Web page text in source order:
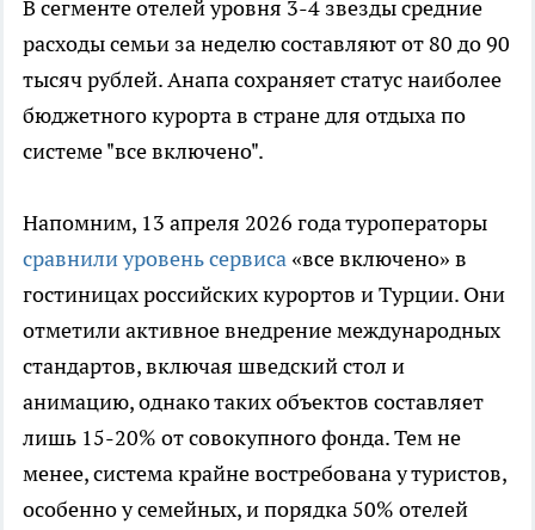
В сегменте отелей уровня 3-4 звезды средние
расходы семьи за неделю составляют от 80 до 90
тысяч рублей. Анапа сохраняет статус наиболее
бюджетного курорта в стране для отдыха по
системе "все включено".
Напомним, 13 апреля 2026 года туроператоры
сравнили уровень сервиса «все включено» в
гостиницах российских курортов и Турции. Они
отметили активное внедрение международных
стандартов, включая шведский стол и
анимацию, однако таких объектов составляет
лишь 15-20% от совокупного фонда. Тем не
менее, система крайне востребована у туристов,
особенно у семейных, и порядка 50% отелей